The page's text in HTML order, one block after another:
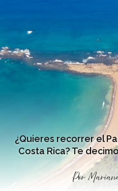
¿Quieres recorrer el
Costa Rica? Te
Por